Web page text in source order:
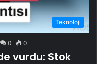
Teknoloji
0 0
vurdu: Stok